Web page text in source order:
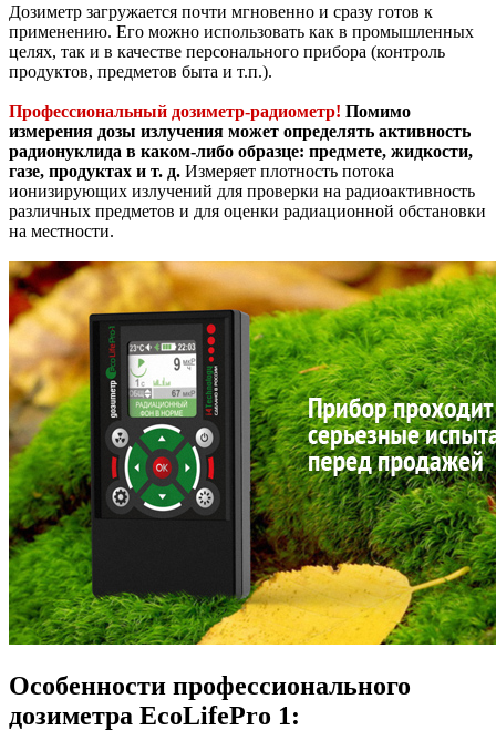
Дозиметр загружается почти мгновенно и сразу готов к
применению. Его можно использовать как в промышленных
целях, так и в качестве персонального прибора (контроль
продуктов, предметов быта и т.п.).
Профессиональный дозиметр-радиометр! Помимо
измерения дозы излучения может определять активность
радионуклида в каком-либо образце: предмете, жидкости,
газе, продуктах и т. д. Измеряет плотность потока
ионизирующих излучений для проверки на радиоактивность
различных предметов и для оценки радиационной обстановки
на местности.
Особенности профессионального
дозиметра EcoLifePro 1: